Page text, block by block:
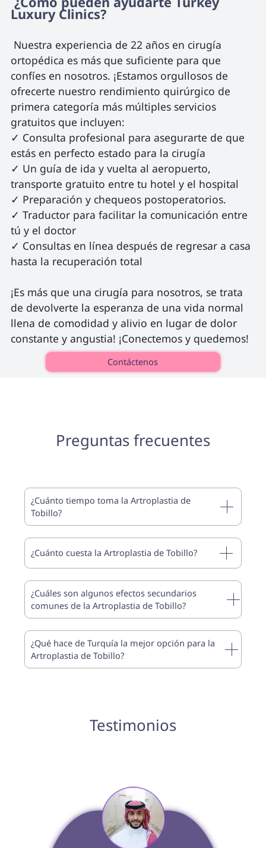
Luxury Clinics?
ortopédica es más que suficiente para que
confíes en nosotros. ¡Estamos orgullosos de
ofrecerte nuestro rendimiento quirúrgico de
primera categoría más múltiples servicios
gratuitos que incluyen:
✓ Consulta profesional para asegurarte de que
estás en perfecto estado para la cirugía
✓ Un guía de ida y vuelta al aeropuerto,
transporte gratuito entre tu hotel y el hospital
✓ Preparación y chequeos postoperatorios.
✓ Traductor para facilitar la comunicación entre
tú y el doctor
✓ Consultas en línea después de regresar a casa
hasta la recuperación total
¡Es más que una cirugía para nosotros, se trata
de devolverte la esperanza de una vida normal
llena de comodidad y alivio en lugar de dolor
constante y angustia! ¡Conectemos y quedemos!
Contáctenos
Preguntas frecuentes
¿Cuánto tiempo toma la Artroplastia de
Tobillo?
¿Cuánto cuesta la Artroplastia de Tobillo?
¿Cuáles son algunos efectos secundarios
comunes de la Artroplastia de Tobillo?
¿Qué hace de Turquía la mejor opción para la
Artroplastia de Tobillo?
Testimonios